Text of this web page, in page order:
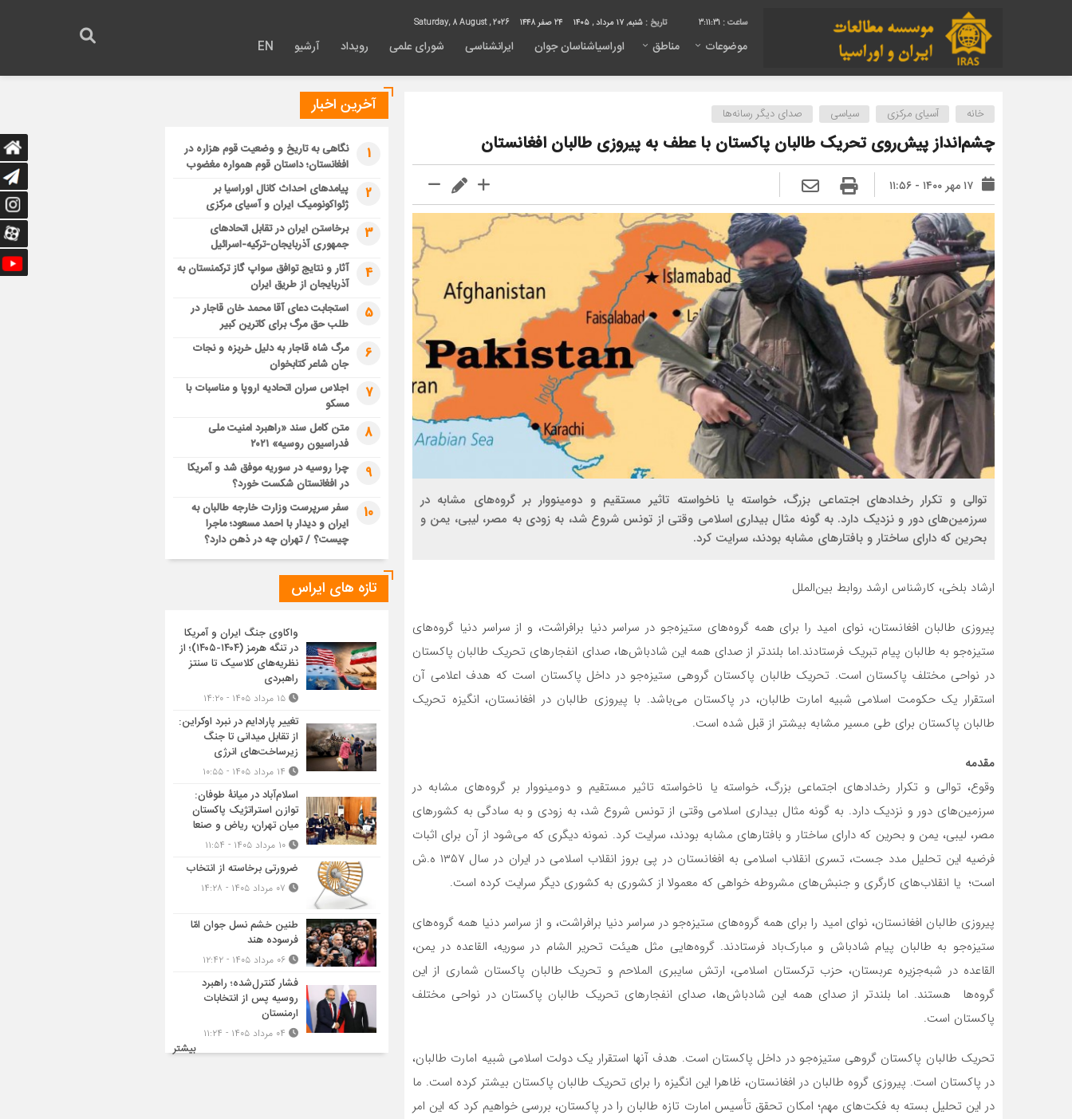
3:11:32 تاریخ : شنبه, ۱۷ مرداد , ۱۴۰۵ 24 صفر 1448
موضوعات مناطق اوراسیاشناسان جوان ایرانشناسی شورای علمی رویداد آرشیو EN
خانه آسیای مرکزی سیاسی صدای دیگر رسانه‌ها
چشم‌انداز پیش‌روی تحریک طالبان پاکستان با عطف به پیروزی طالبان افغانستان
۱۷ مهر ۱۴۰۰ - ۱۱:۵۶
توالی و تکرار رخدادهای اجتماعی بزرگ، خواسته یا ناخواسته تاثیر مستقیم و دومینووار بر گروه‌های مشابه در
سرزمین‌های دور و نزدیک دارد. به گونه مثال بیداری اسلامی وقتی از تونس شروع شد، به زودی به مصر، لیبی، یمن و
بحرین که دارای ساختار و بافتارهای مشابه بودند، سرایت کرد.
ارشاد بلخی، کارشناس ارشد روابط بین‌الملل
پیروزی طالبان افغانستان، نوای امید را برای همه گروه‌های ستیزه‌جو در سراسر دنیا برافراشت، و از سراسر دنیا گروه‌های
ستیزه‌جو به طالبان پیام تبریک فرستادند.اما بلندتر از صدای همه این شادباش‌ها، صدای انفجارهای تحریک طالبان پاکستان
در نواحی مختلف پاکستان است. تحریک طالبان پاکستان گروهی ستیزه‌جو در داخل پاکستان است که هدف اعلامی آن
استقرار یک حکومت اسلامی شبیه امارت طالبان، در پاکستان می‌باشد. با پیروزی طالبان در افغانستان، انگیزه تحریک
طالبان پاکستان برای طی مسیر مشابه بیشتر از قبل شده است.
مقدمه
وقوع، توالی و تکرار رخدادهای اجتماعی بزرگ، خواسته یا ناخواسته تاثیر مستقیم و دومینووار بر گروه‌های مشابه در
سرزمین‌های دور و نزدیک دارد. به گونه مثال بیداری اسلامی وقتی از تونس شروع شد، به زودی و به سادگی به کشورهای
مصر، لیبی، یمن و بحرین که دارای ساختار و بافتارهای مشابه بودند، سرایت کرد. نمونه دیگری که می‌شود از آن برای اثبات
فرضیه این تحلیل مدد جست، تسری انقلاب اسلامی به افغانستان در پی بروز انقلاب اسلامی در ایران در سال ۱۳۵۷ ه.ش
است؛ یا انقلاب‌های کارگری و جنبش‌های مشروطه خواهی که معمولا از کشوری به کشوری دیگر سرایت کرده است.
پیروزی طالبان افغانستان، نوای امید را برای همه گروه‌های ستیزه‌جو در سراسر دنیا برافراشت، و از سراسر دنیا همه گروه‌های
ستیزه‌جو به طالبان پیام شادباش و مبارک‌باد فرستادند. گروه‌هایی مثل هیئت تحریر الشام در سوریه، القاعده در یمن،
القاعده در شبه‌جزیره عربستان، حزب ترکستان اسلامی، ارتش سایبری الملاحم و تحریک طالبان پاکستان شماری از این
گروه‌ها هستند. اما بلندتر از صدای همه این شادباش‌ها، صدای انفجارهای تحریک طالبان پاکستان در نواحی مختلف
پاکستان است.
تحریک طالبان پاکستان گروهی ستیزه‌جو در داخل پاکستان است. هدف آنها استقرار یک دولت اسلامی شبیه امارت طالبان،
در پاکستان است. پیروزی گروه طالبان در افغانستان، ظاهرا این انگیزه را برای تحریک طالبان پاکستان بیشتر کرده است. ما
در این تحلیل بسته به فکت‌های مهم؛ امکان تحقق تأسیس امارت تازه طالبان را در پاکستان، بررسی خواهیم کرد که این امر
آخرین اخبار
1
نگاهی به تاریخ و وضعیت قوم هزاره در
افغانستان؛ داستان قوم همواره مغضوب
2
پیامدهای احداث کانال اوراسیا بر
ژئواکونومیک ایران و آسیای مرکزی
3
برخاستن ایران در تقابل اتحادهای
جمهوری آذربایجان-ترکیه-اسرائیل
4
آثار و نتایج توافق سواپ گاز ترکمنستان به
آذربایجان از طریق ایران
5
استجابت دعای آقا محمد خان قاجار در
طلب حق مرگ برای کاترین کبیر
6
مرگ شاه قاجار به دلیل خربزه و نجات
جان شاعر کتابخوان
7
اجلاس سران اتحادیه اروپا و مناسبات با
مسکو
8
متن کامل سند «راهبرد امنیت ملی
فدراسیون روسیه» ۲۰۲۱
9
چرا روسیه در سوریه موفق شد و آمریکا
در افغانستان شکست خورد؟
10
سفر سرپرست وزارت خارجه طالبان به
ایران و دیدار با احمد مسعود؛ ماجرا
چیست؟ / تهران چه در ذهن دارد؟
تازه های ایراس
واکاوی جنگ ایران و آمریکا
در تنگه هرمز (۱۴۰۴-۱۴۰۵)؛ از
نظریه‌های کلاسیک تا سنتز
راهبردی
تغییر پارادایم در نبرد اوکراین:
از تقابل میدانی تا جنگ
زیرساخت‌های انرژی
اسلام‌آباد در میانۀ طوفان:
توازن استراتژیک پاکستان
میان تهران، ریاض و صنعا
ضرورتی برخاسته از انتخاب
طنین خشم نسل جوان امّا
فرسوده هند
فشار کنترل‌شده؛ راهبرد
روسیه پس از انتخابات
ارمنستان
بیشتر